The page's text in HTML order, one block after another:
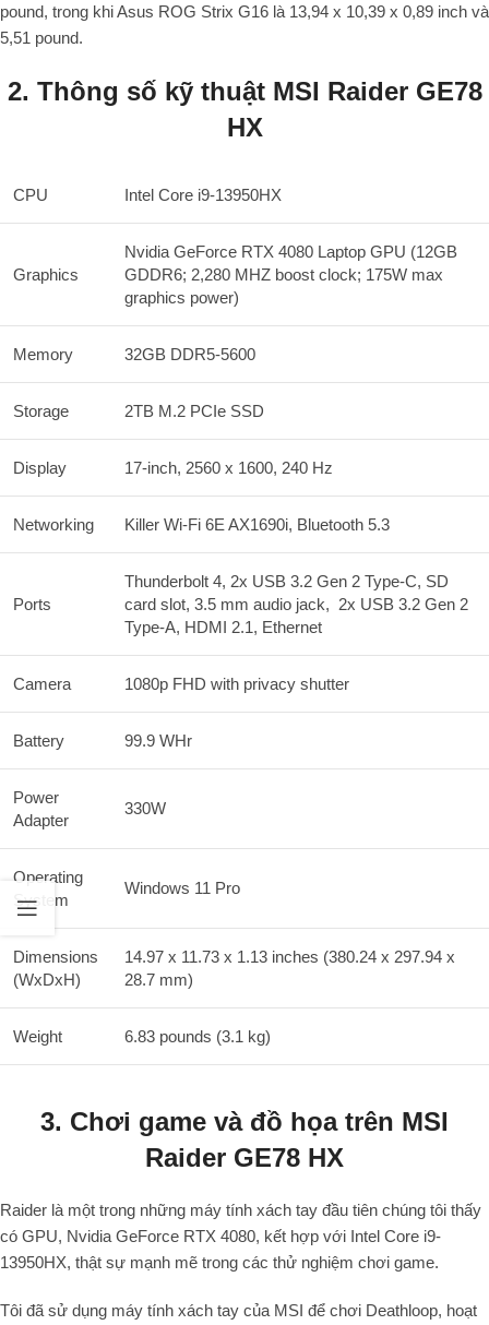
pound, trong khi Asus ROG Strix G16 là 13,94 x 10,39 x 0,89 inch và
5,51 pound.
2. Thông số kỹ thuật MSI Raider GE78
HX
CPU Intel Core i9-13950HX
Graphics
Nvidia GeForce RTX 4080 Laptop GPU (12GB
GDDR6; 2,280 MHZ boost clock; 175W max
graphics power)
Memory 32GB DDR5-5600
Storage 2TB M.2 PCIe SSD
Display 17-inch, 2560 x 1600, 240 Hz
Networking Killer Wi-Fi 6E AX1690i, Bluetooth 5.3
Ports
Thunderbolt 4, 2x USB 3.2 Gen 2 Type-C, SD
card slot, 3.5 mm audio jack, 2x USB 3.2 Gen 2
Type-A, HDMI 2.1, Ethernet
Camera 1080p FHD with privacy shutter
Battery 99.9 WHr
Power
Adapter
330W
Operating
System
Windows 11 Pro
Dimensions
(WxDxH)
14.97 x 11.73 x 1.13 inches (380.24 x 297.94 x
28.7 mm)
Weight 6.83 pounds (3.1 kg)
3. Chơi game và đồ họa trên MSI
Raider GE78 HX
Raider là một trong những máy tính xách tay đầu tiên chúng tôi thấy
có GPU, Nvidia GeForce RTX 4080, kết hợp với Intel Core i9-
13950HX, thật sự mạnh mẽ trong các thử nghiệm chơi game.
Tôi đã sử dụng máy tính xách tay của MSI để chơi Deathloop, hoạt